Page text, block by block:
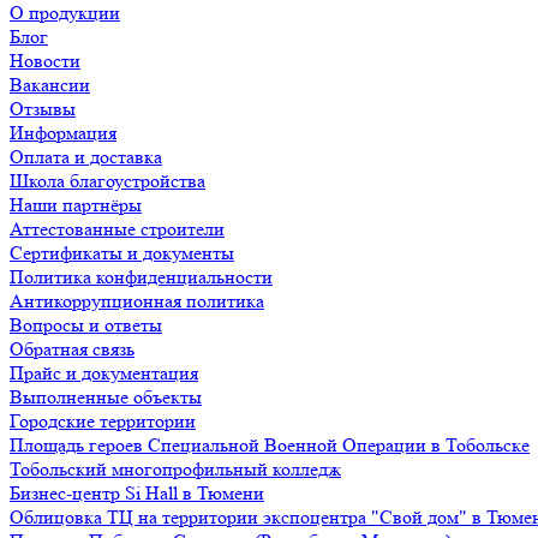
О продукции
Блог
Новости
Вакансии
Отзывы
Информация
Оплата и доставка
Школа благоустройства
Наши партнёры
Аттестованные строители
Сертификаты и документы
Политика конфиденциальности
Антикоррупционная политика
Вопросы и ответы
Обратная связь
Прайс и документация
Выполненные объекты
Городские территории
Площадь героев Специальной Военной Операции в Тобольске
Тобольский многопрофильный колледж
Бизнес-центр Si Hall в Тюмени
Облицовка ТЦ на территории экспоцентра "Свой дом" в